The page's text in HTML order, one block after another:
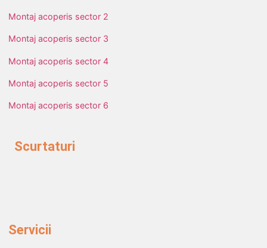
Montaj acoperis sector 2
Montaj acoperis sector 3
Montaj acoperis sector 4
Montaj acoperis sector 5
Montaj acoperis sector 6
Scurtaturi
Servicii